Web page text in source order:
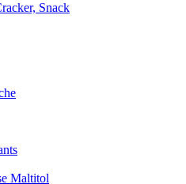
Snack
Maltitol